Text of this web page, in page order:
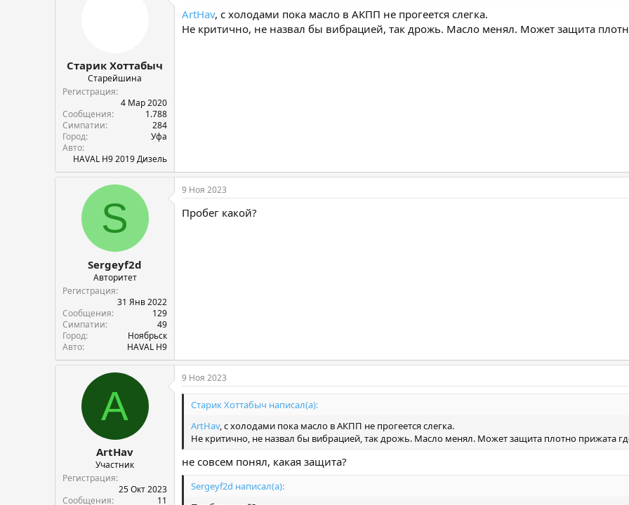
т
и
Старик Хоттабыч
Старейшина
Регистрация
4 Мар 2020
Сообщения
1.788
Симпатии
284
Город
Уфа
Авто
HAVAL H9 2019 Дизель
ArtHav, с холодами пока масло в АКПП не прогеется слегка.
Не критично, не назвал бы вибрацией, так дрожь. Масло менял. Может защита
S
Sergeyf2d
Авторитет
Регистрация
31 Янв 2022
Сообщения
129
Симпатии
49
Город
Ноябрьск
Авто
HAVAL H9
9 Ноя 2023
Пробег какой?
A
ArtHav
Участник
Регистрация
25 Окт 2023
Сообщения
11
9 Ноя 2023
Старик Хоттабыч написал(а):
ArtHav, с холодами пока масло в АКПП не прогеется слегка.
Не критично, не назвал бы вибрацией, так дрожь. Масло менял. Может защита плотно прижата
не совсем понял, какая защита?
Sergeyf2d написал(а):